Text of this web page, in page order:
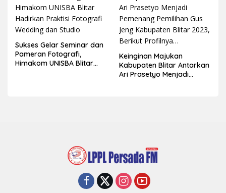
Sukses Gelar Seminar dan
Pameran Fotografi,
Himakom UNISBA Blitar
Keinginan Majukan
Kabupaten Blitar Antarkan
Ari Prasetyo Menjadi